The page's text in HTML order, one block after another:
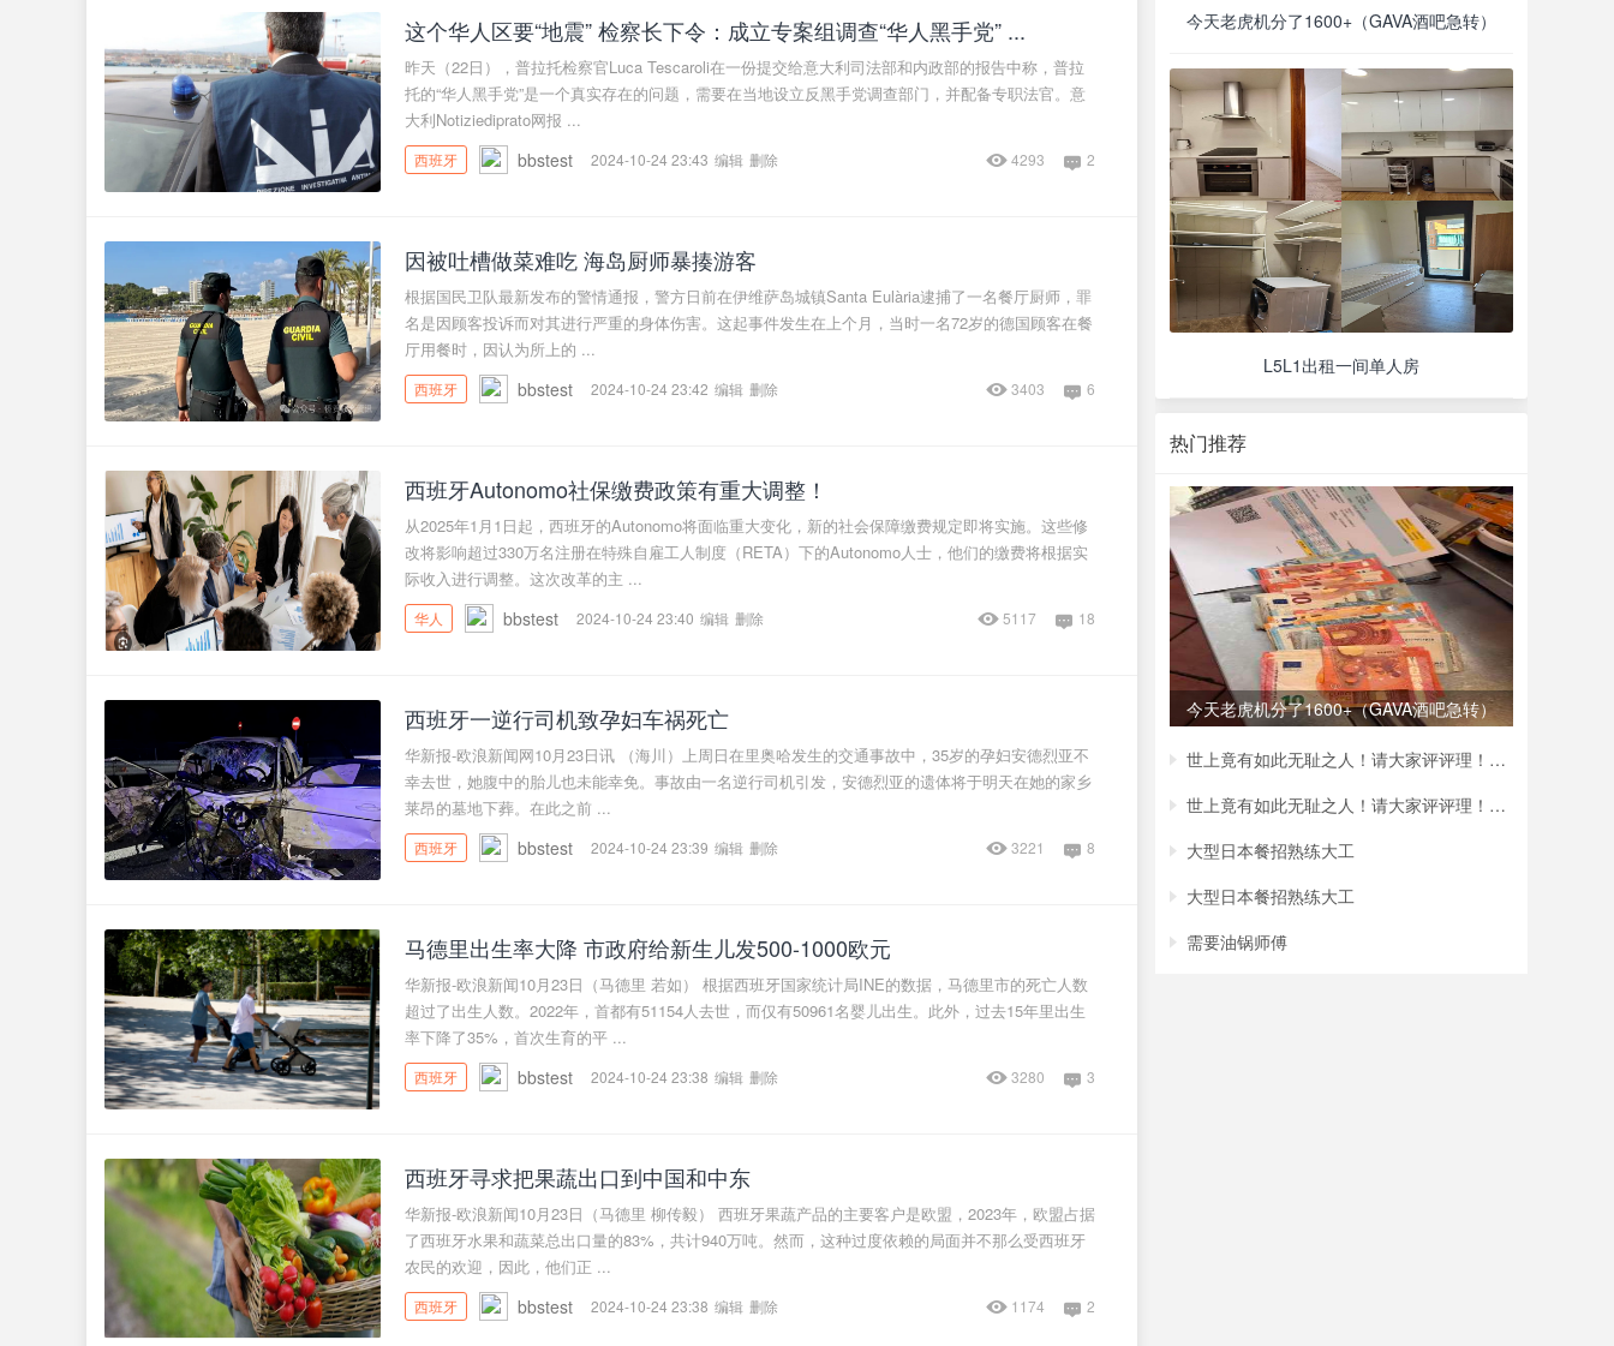
这个华人区要“地震” 检察长下令：成立专案组调查“华人黑手党” ...
昨天（22日），普拉托检察官Luca Tescaroli在一份提交给意大利司法部和内政部的报告中称，普拉
托的“华人黑手党”是一个真实存在的问题，需要在当地设立反黑手党调查部门，并配备专职法官。意
大利Notiziediprato网报 ...
西班牙 bbstest 2024-10-24 23:43 编辑 删除 2
4293
因被吐槽做菜难吃 海岛厨师暴揍游客
根据国民卫队最新发布的警情通报，警方日前在伊维萨岛城镇Santa Eulària逮捕了一名餐厅厨师，罪
名是因顾客投诉而对其进行严重的身体伤害。这起事件发生在上个月，当时一名72岁的德国顾客在餐
厅用餐时，因认为所上的 ...
西班牙 bbstest 2024-10-24 23:42 编辑 删除 6
3403
西班牙Autonomo社保缴费政策有重大调整！
从2025年1月1日起，西班牙的Autonomo将面临重大变化，新的社会保障缴费规定即将实施。这些修
改将影响超过330万名注册在特殊自雇工人制度（RETA）下的Autonomo人士，他们的缴费将根据实
际收入进行调整。这次改革的主 ...
华人 bbstest 2024-10-24 23:40 编辑 删除 18
5117
西班牙一逆行司机致孕妇车祸死亡
华新报-欧浪新闻网10月23日讯 （海川）上周日在里奥哈发生的交通事故中，35岁的孕妇安德烈亚不
幸去世，她腹中的胎儿也未能幸免。事故由一名逆行司机引发，安德烈亚的遗体将于明天在她的家乡
莱昂的墓地下葬。在此之前 ...
西班牙 bbstest 2024-10-24 23:39 编辑 删除 8
3221
马德里出生率大降 市政府给新生儿发500-1000欧元
华新报-欧浪新闻10月23日（马德里 若如） 根据西班牙国家统计局INE的数据，马德里市的死亡人数
超过了出生人数。2022年，首都有51154人去世，而仅有50961名婴儿出生。此外，过去15年里出生
率下降了35%，首次生育的平 ...
西班牙 bbstest 2024-10-24 23:38 编辑 删除 3
3280
西班牙寻求把果蔬出口到中国和中东
华新报-欧浪新闻10月23日（马德里 柳传毅） 西班牙果蔬产品的主要客户是欧盟，2023年，欧盟占据
了西班牙水果和蔬菜总出口量的83%，共计940万吨。然而，这种过度依赖的局面并不那么受西班牙
农民的欢迎，因此，他们正 ...
西班牙 bbstest 2024-10-24 23:38 编辑 删除 2
1174
今天老虎机分了1600+（GAVA酒吧急转）
L5L1出租一间单人房
热门推荐
今天老虎机分了1600+（GAVA酒吧急转）
世上竟有如此无耻之人！请大家评评理！我是
世上竟有如此无耻之人！请大家评评理！我是
大型日本餐招熟练大工
大型日本餐招熟练大工
需要油锅师傅